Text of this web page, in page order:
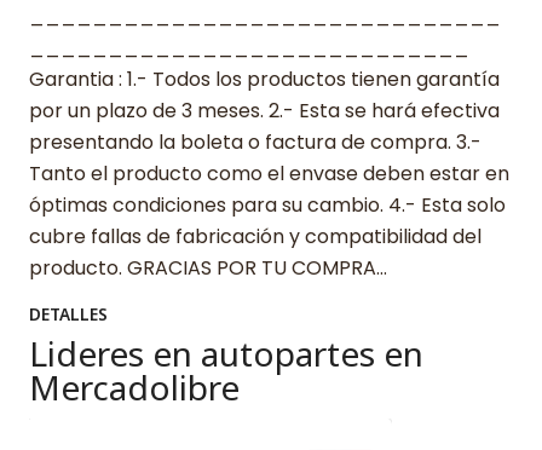
Garantia : 1.- Todos los productos tienen garantía
por un plazo de 3 meses. 2.- Esta se hará efectiva
presentando la boleta o factura de compra. 3.-
Tanto el producto como el envase deben estar en
óptimas condiciones para su cambio. 4.- Esta solo
cubre fallas de fabricación y compatibilidad del
producto. GRACIAS POR TU COMPRA…
DETALLES
Lideres en autopartes en
Mercadolibre